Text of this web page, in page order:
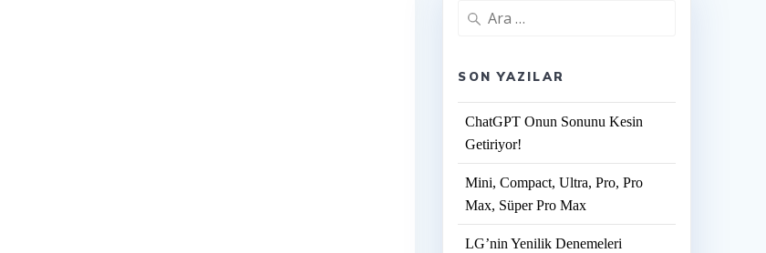
Arama:
SON YAZILAR
ChatGPT Onun Sonunu Kesin
Getiriyor!
Mini, Compact, Ultra, Pro, Pro
Max, Süper Pro Max
LG’nin Yenilik Denemeleri